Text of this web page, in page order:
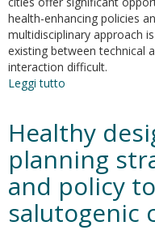
health-enhancing policies
multidisciplinary approach
existing between technical
interaction difficult.
Leggi tutto
health,
multidisciplinary
approach
Healthy
planning
and policy
salutogenic